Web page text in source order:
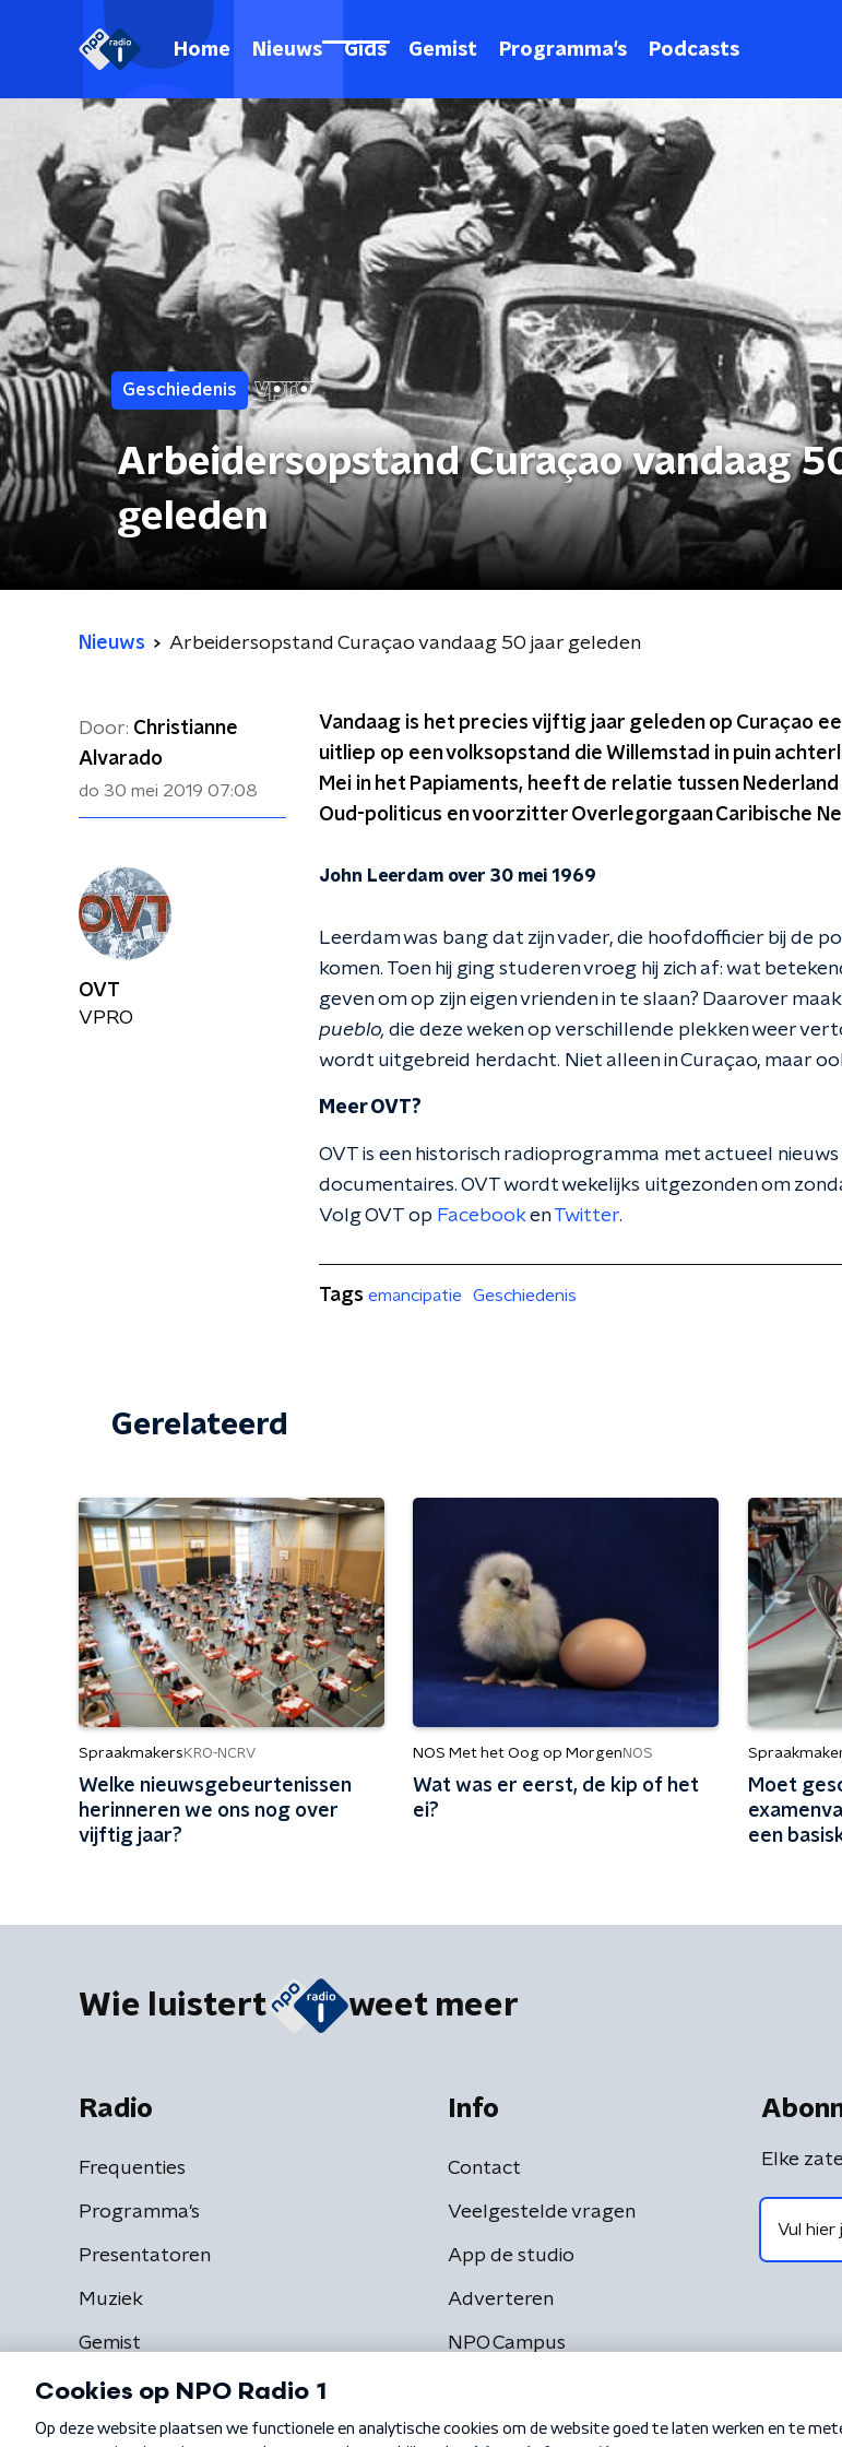
Home Nieuws Gids Gemist Programma's Podcasts
Geschiedenis
Arbeidersopstand Curaçao vandaag
geleden
Nieuws Arbeidersopstand Curaçao vandaag 50 jaar geleden
Door: Christianne
Alvarado
do 30 mei 2019 07:08
Vandaag is het precies vijftig jaar geleden op Curaçao
uitliep op een volksopstand die Willemstad in puin
Mei in het Papiaments, heeft de relatie tussen
Oud-politicus en voorzitter Overlegorgaan Caribische
John Leerdam over 30 mei 1969
Leerdam was bang dat zijn vader, die hoofdofficier bij de
komen. Toen hij ging studeren vroeg hij zich af: wat
geven om op zijn eigen vrienden in te slaan? Daarover
pueblo, die deze weken op verschillende plekken weer
wordt uitgebreid herdacht. Niet alleen in Curaçao, maar
Meer OVT?
OVT is een historisch radioprogramma met actueel
documentaires. OVT wordt wekelijks uitgezonden om
Volg OVT op FacebookenTwitter.
OVT
VPRO
Tags emancipatie Geschiedenis
Gerelateerd
Spraakmakers KRO-NCRV
Welke nieuwsgebeurtenissen
herinneren we ons nog over
vijftig jaar?
NOS Met het Oog op Morgen NOS
Wat was er eerst, de kip of het
ei?
Moet
een
Wie luistert weet meer
Radio
Frequenties
Programma's
Presentatoren
Muziek
Gemist
Info
Contact
Veelgestelde vragen
App de studio
Adverteren
NPO Campus
Elke